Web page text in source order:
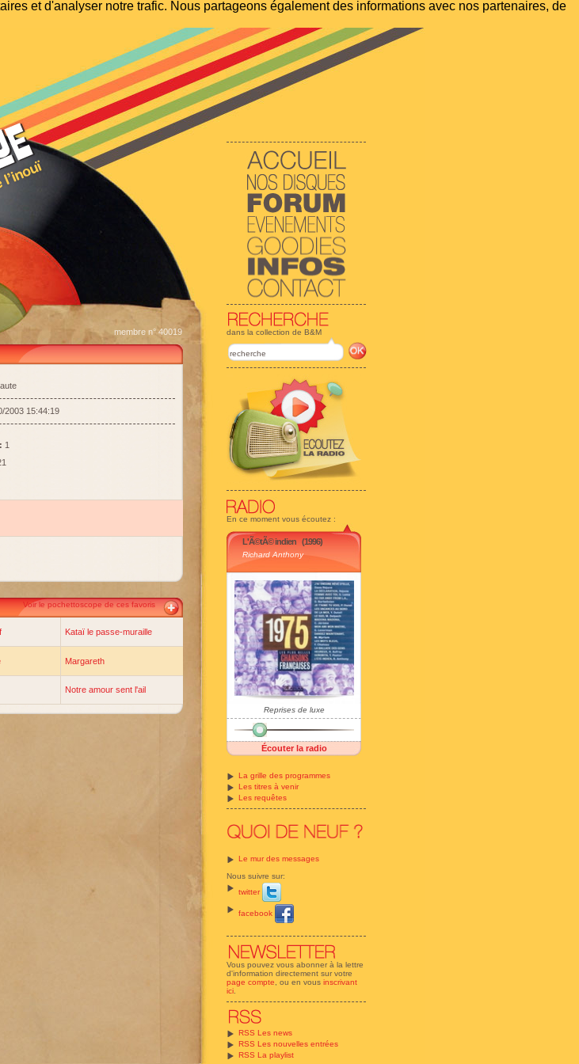
et d'analyser notre trafic. Nous partageons également des informations avec nos partenaires, de
dans la collection de B&M
En ce moment vous écoutez :
L'Ã©tÃ© indien (1996)
Richard Anthony
Reprises de luxe
Écouter la radio
La grille des programmes
Les titres à venir
Les requêtes
Le mur des messages
Nous suivre sur:
twitter
facebook
Vous pouvez vous abonner à la lettre
d'information directement sur votre
page compte , ou en vous inscrivant
ici
RSS Les news
RSS Les nouvelles entrées
RSS La playlist
membre n° 40019
2003 15:44:19
1
Voir le pochettoscope de ces favoris
Kataï le passe-muraille
Margareth
Notre amour sent l'ail